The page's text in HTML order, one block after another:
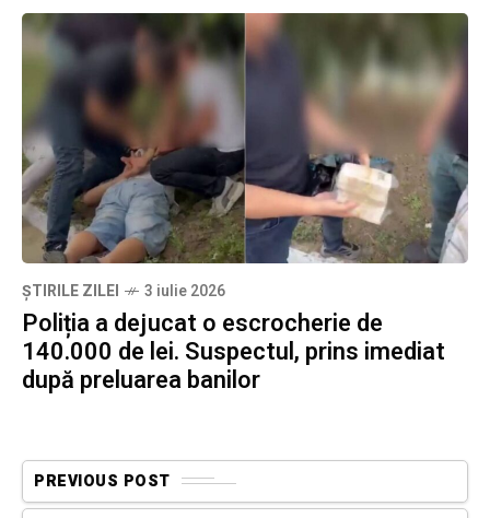
ȘTIRILE ZILEI 3 iulie 2026
Poliția a dejucat o escrocherie de
140.000 de lei. Suspectul, prins imediat
după preluarea banilor
PREVIOUS POST